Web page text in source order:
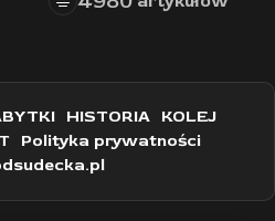
HISTORIA KOLEJ
Polityka prywatności